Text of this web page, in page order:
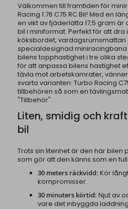
Välkommen till framtiden för
Racing 1:76 C75 RC Bil! Med en
en vikt av fjäderlätta 17,5 gram
bil i miniformat. Perfekt för att
köksbordet, vardagsrumsmattan
specialdesignad
bilens topphastighet i tre olika
för att anpassa bilens hastighet
tävla mot arbetskamrater,
svarta varianten: Turbo Racing
tillbehören så som en
"Tillbehör".
Liten, smidig och
bil
Trots sin litenhet är den här
som gör att den känns som en
30 meters räckvidd: Kör
kompromisser.
30 minuters körtid: Njut av
vare det inbyggda